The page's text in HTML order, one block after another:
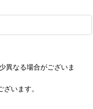
異なる場合がございま
います。